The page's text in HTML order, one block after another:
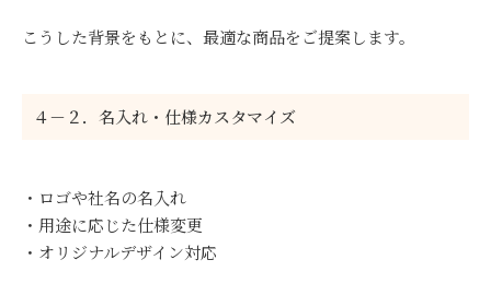
こうした背景をもとに、最適な商品をご提案します。
４－２．名入れ・仕様カスタマイズ
・ロゴや社名の名入れ
・用途に応じた仕様変更
・オリジナルデザイン対応